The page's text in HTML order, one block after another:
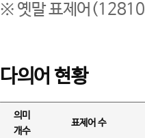
※ 옛말 표제어(12810
다의어 현황
의미
개수
표제어 수